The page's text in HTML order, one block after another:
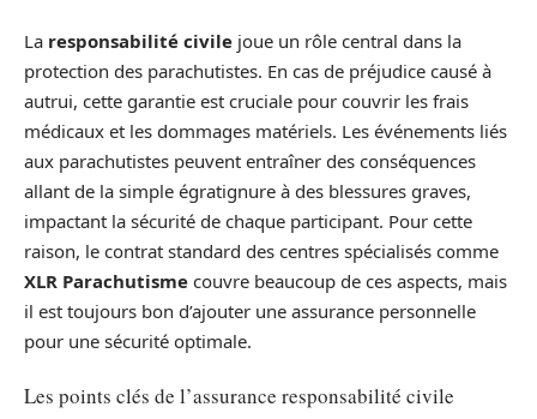
La responsabilité civile joue un rôle central dans la
protection des parachutistes. En cas de préjudice causé à
autrui, cette garantie est cruciale pour couvrir les frais
médicaux et les dommages matériels. Les événements liés
aux parachutistes peuvent entraîner des conséquences
allant de la simple égratignure à des blessures graves,
impactant la sécurité de chaque participant. Pour cette
raison, le contrat standard des centres spécialisés comme
XLR Parachutisme couvre beaucoup de ces aspects, mais
il est toujours bon d’ajouter une assurance personnelle
pour une sécurité optimale.
Les points clés de l’assurance responsabilité civile